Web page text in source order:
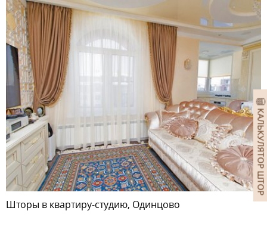
КАЛЬКУЛЯТОР ШТОР
Шторы в квартиру-студию, Одинцово